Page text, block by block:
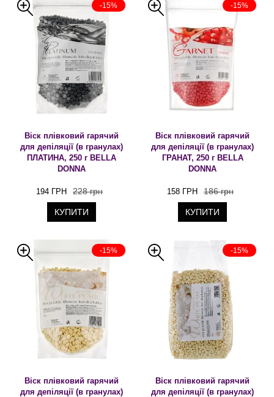
-15%
Віск плівковий гарячий
для депіляції (в гранулах)
ПЛАТИНА, 250 г BELLA
DONNA
194 ГРН 228 грн
КУПИТИ
-15%
Віск плівковий гарячий
для депіляції (в гранулах)
ГРАНАТ, 250 г BELLA
DONNA
158 ГРН 186 грн
КУПИТИ
-15%
Віск плівковий гарячий
для депіляції (в гранулах)
-15%
Віск плівковий гарячий
для депіляції (в гранулах)